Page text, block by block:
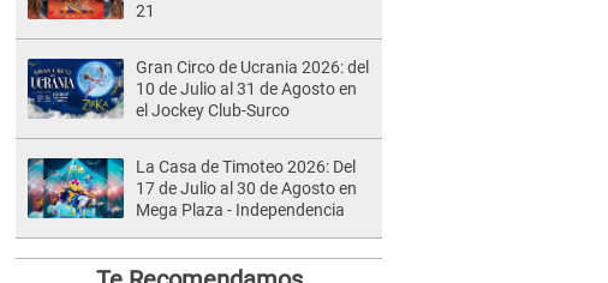
21
Gran Circo de Ucrania 2026: del
10 de Julio al 31 de Agosto en
el Jockey Club-Surco
La Casa de Timoteo 2026: Del
17 de Julio al 30 de Agosto en
Mega Plaza - Independencia